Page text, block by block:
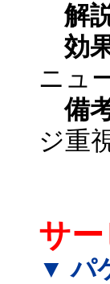
解
効
ニュ
備
ジ重
サ
▼ パ